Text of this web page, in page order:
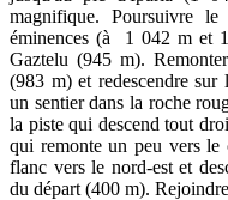
magnifique. Poursuivre
éminences (à 1 042 m et
Gaztelu (945 m).
(983 m) et redescendre
un sentier dans la roche
la piste qui descend tout
qui remonte un peu vers
flanc vers le nord-est et
du départ (400 m).